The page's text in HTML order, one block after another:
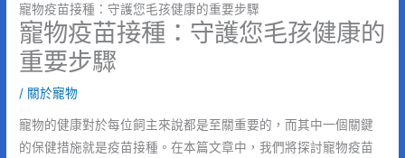
寵物疫苗接種：守護您毛孩健康的重要步驟
寵物疫苗接種：守護您毛孩健康的
重要步驟
/ 關於寵物
寵物的健康對於每位飼主來說都是至關重要的，而其中一個關鍵
的保健措施就是疫苗接種。在本篇文章中，我們將探討寵物疫苗